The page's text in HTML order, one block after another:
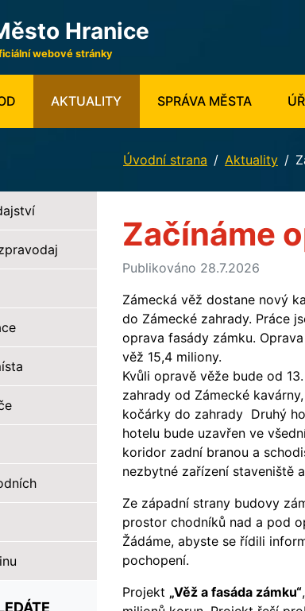
Hranice
webové stránky
(CURRENT)AKTUALITY SPRÁVA MĚSTA
Úvodní strana Aktuality
Začínáme
Publikováno 28.7.2026
Zámecká věž dostane nový
do Zámecké zahrady. Práce
oprava fasády zámku.
věž 15,4 miliony.
Kvůli opravě věže bude od
zahrady od Zámecké
kočárky do zahrady Druhý
hotelu bude uzavřen ve
koridor zadní branou a
nezbytné zařízení staveniště
Ze západní strany budovy
prostor chodníků nad a pod
Žádáme, abyste se řídili
pochopení.
Projekt „Věž a fasáda zámku“